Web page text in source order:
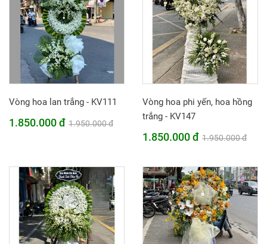
Vòng hoa lan trắng - KV111
1.850.000 đ 1.950.000 đ
Vòng hoa phi yến, hoa hồng
trắng - KV147
1.850.000 đ 1.950.000 đ